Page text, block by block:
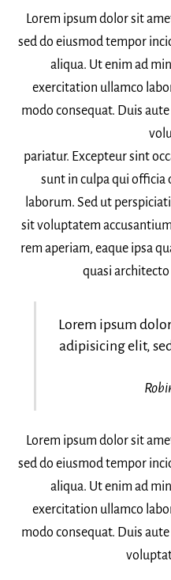
Lorem ipsum dolor sit
sed do eiusmod tempor
aliqua. Ut enim ad
exercitation ullamco
modo consequat. Duis
pariatur. Excepteur sint
sunt in culpa qui officia
laborum. Sed ut
sit voluptatem
rem aperiam, eaque ipsa
quasi
Lorem ipsum
adipisicing elit,
Lorem ipsum dolor sit
sed do eiusmod tempor
aliqua. Ut enim ad
exercitation ullamco
modo consequat. Duis